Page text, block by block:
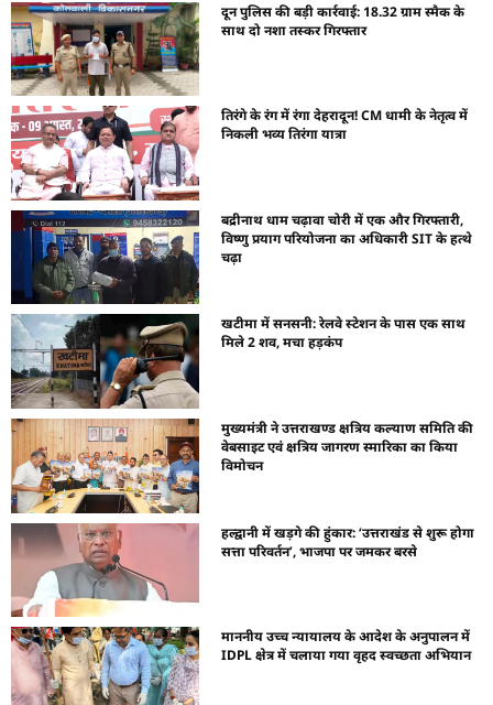
दून पुलिस की बड़ी कार्रवाई: 18.32 ग्राम स्मैक के
साथ दो नशा तस्कर गिरफ्तार
तिरंगे के रंग में रंगा देहरादून! CM धामी के नेतृत्व में
निकली भव्य तिरंगा यात्रा
बद्रीनाथ धाम चढ़ावा चोरी में एक और गिरफ्तारी,
विष्णु प्रयाग परियोजना का अधिकारी SIT के हत्थे
चढ़ा
खटीमा में सनसनी: रेलवे स्टेशन के पास एक साथ
मिले 2 शव, मचा हड़कंप
मुख्यमंत्री ने उत्तराखण्ड क्षत्रिय कल्याण समिति की
वेबसाइट एवं क्षत्रिय जागरण स्मारिका का किया
विमोचन
हल्द्वानी में खड़गे की हुंकार: ‘उत्तराखंड से शुरू होगा
सत्ता परिवर्तन’, भाजपा पर जमकर बरसे
माननीय उच्च न्यायालय के आदेश के अनुपालन में
IDPL क्षेत्र में चलाया गया वृहद स्वच्छता अभियान